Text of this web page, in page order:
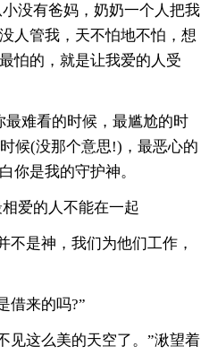
没有爸妈，奶奶一个人把我
人管我，天不怕地不怕，想
怕的，就是让我爱的人受
最难看的时候，最尴尬的时
候(没那个意思!)，最恶心的
你是我的守护神。
爱的人不能在一起
不是神，我们为他们工作，
借来的吗?”
见这么美的天空了。”湫望着